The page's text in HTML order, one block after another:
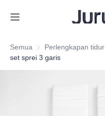
Semua Perlengkapan tidur
set sprei 3 garis
Tentang Kami